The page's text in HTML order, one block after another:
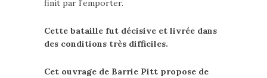
finit par l’emporter.
Cette bataille fut décisive et livrée dans
des conditions très difficiles.
Cet ouvrage de Barrie Pitt propose de